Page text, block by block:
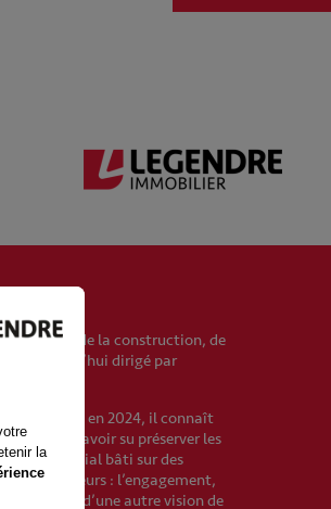
européen de la construction, de
aujourd’hui dirigé par
d’affaires en 2024, il connaît
est d’avoir su préserver les
familial bâti sur des
collaborateurs : l’engagement,
d’une autre vision de